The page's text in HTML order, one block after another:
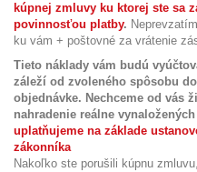
kúpnej zmluvy ku ktorej ste sa
povinnosťou platby.
ku vám + poštovné za vrátenie
Tieto náklady vám budú
záleží od zvoleného spôsobu
objednávke. Nechceme od vás
nahradenie reálne
uplatňujeme na základe
zákonníka
Nakoľko ste porušili kúpnu